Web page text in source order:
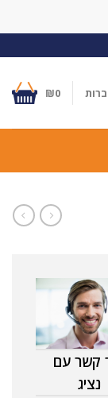
₪0
קשר עם
נציג